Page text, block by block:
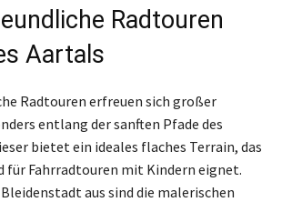
Radtouren
Aartals
Radtouren erfreuen sich großer
entlang der sanften Pfade des
bietet ein ideales flaches Terrain, das
für Fahrradtouren mit Kindern eignet.
aus sind die malerischen